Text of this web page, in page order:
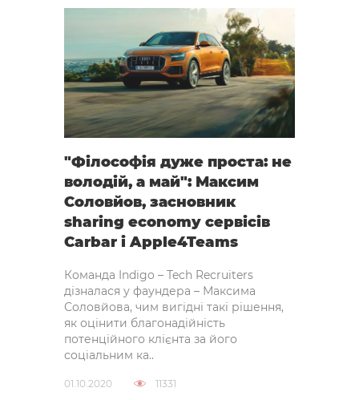
"Філософія дуже проста: не
володій, а май": Максим
Соловйов, засновник
sharing economy сервісів
Carbar і Apple4Teams
Команда Indigo – Tech Recruiters
дізналася у фаундера – Максима
Соловйова, чим вигідні такі рішення,
як оцінити благонадійність
потенційного клієнта за його
соціальним ка..
01.10.2020 11331